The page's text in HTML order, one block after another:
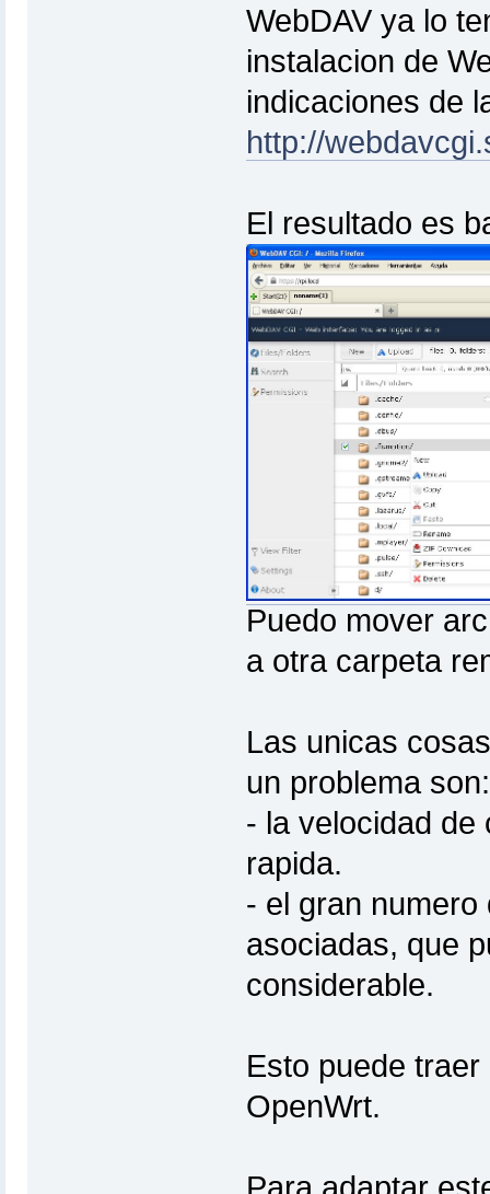
WebDAV ya lo
instalacion de
indicaciones de
http://
El resultado es
Puedo mover
a otra carpeta
Las unicas
un problema son:
- la velocidad de
rapida.
- el gran
asociadas, que
considerable.
Esto puede
OpenWrt.